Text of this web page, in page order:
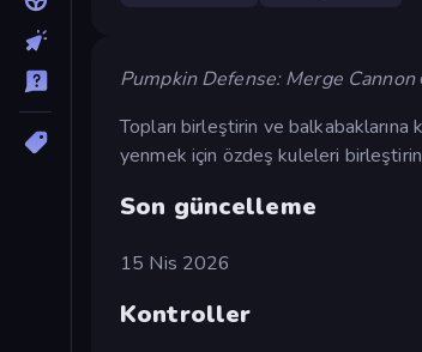
Pumpkin Defense: Merge Cannon
Topları birleştirin ve balkabaklarına
yenmek için özdeş kuleleri
Son güncelleme
15 Nis 2026
Kontroller